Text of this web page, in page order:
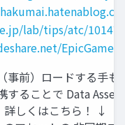
lab/tips/atc/
事前）ロードする手も
ることで Data Asset
しくはこちら！ ↓